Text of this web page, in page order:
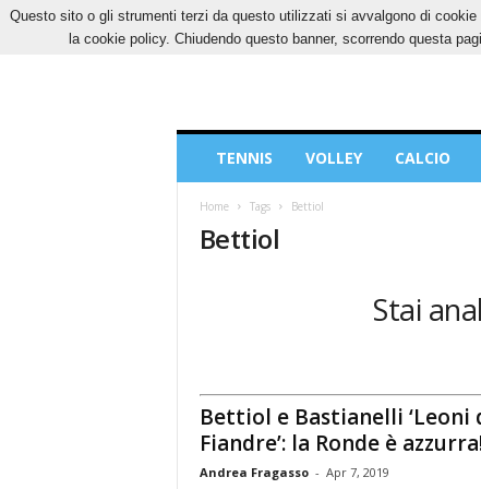
GIOVEDÌ, 6 AGOSTO 2026 CONTATTI
Sport
TENNIS VOLLEY CALCIO
Home Tags Bettiol
Bettiol
Stai
Bettiol e Bastianelli ‘Leoni
Fiandre’: la Ronde è
Andrea Fragasso - Apr 7, 2019
Questo sito o gli strumenti terzi da questo utilizzati si avvalgono di
la cookie policy. Chiudendo questo banner, scorrendo questa